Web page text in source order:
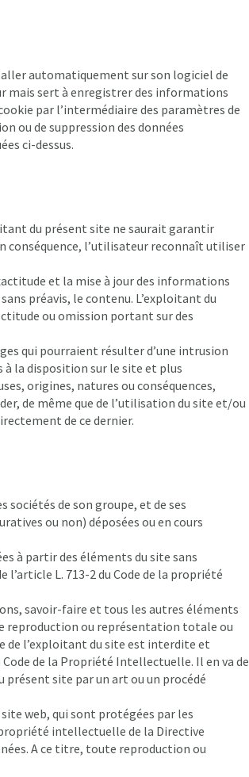
automatiquement sur son logiciel de
mais sert à enregistrer des informations
par l’intermédiaire des paramètres de
ou de suppression des données
ci-dessus.
du présent site ne saurait garantir
conséquence, l’utilisateur reconnaît utiliser
et la mise à jour des informations
préavis, le contenu. L’exploitant du
ou omission portant sur des
qui pourraient résulter d’une intrusion
la disposition sur le site et plus
origines, natures ou conséquences,
de même que de l’utilisation du site et/ou
de ce dernier.
sociétés de son groupe, et de ses
ou non) déposées ou en cours
à partir des éléments du site sans
l’article L. 713-2 du Code de la propriété
savoir-faire et tous les autres éléments
reproduction ou représentation totale ou
de l’exploitant du site est interdite et
de la Propriété Intellectuelle. Il en va de
site par un art ou un procédé
web, qui sont protégées par les
intellectuelle de la Directive
A ce titre, toute reproduction ou